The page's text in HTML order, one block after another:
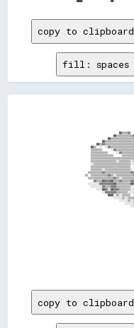
copy to clipboard
fill: spaces
copy to clipboard